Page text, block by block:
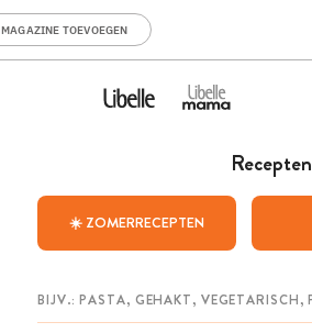
MAGAZINE TOEVOEGEN
Recepten
☀️ ZOMERRECEPTEN